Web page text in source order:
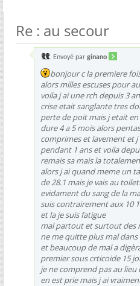
Re : au secour
Envoyé par ginano
bonjour c la premiere
alors milles escuses pour
voila j ai une rch depuis 3
crise etait sanglante tres
perte de poit mais j etait
dure 4 a 5 mois alors
comprimes et lavement et
pendant 1 ans et voila
remais sa mais la
alors j ai quand meme un
de 28.1 mais je vais au
evidament du sang de la
suis contrairement aux 10
et la je suis fatigue
mal partout et surtout des
ne me quitte plus mal
et beaucoup de mal a
premier sous crticoide 15
je ne comprend pas au
en est prie mais j ai